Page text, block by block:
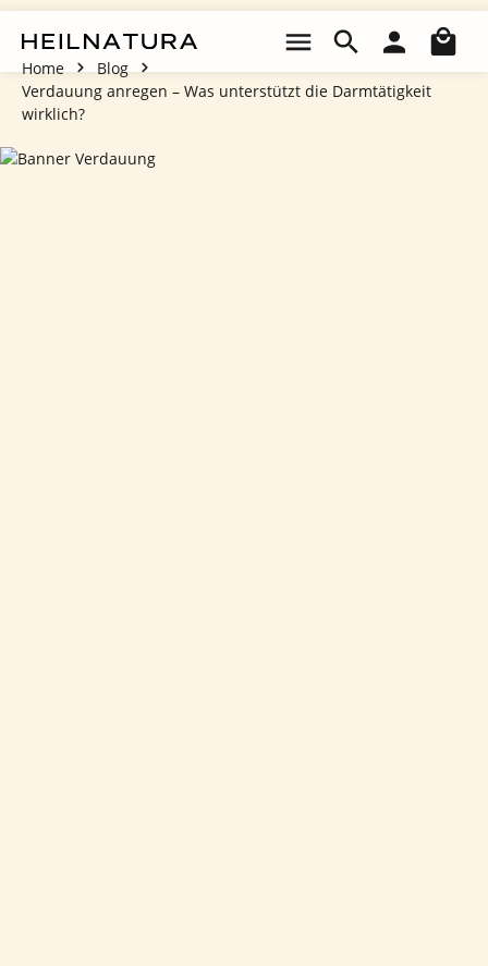
Home
Blog
Verdauung anregen – Was unterstützt die Darmtätigkeit
wirklich?